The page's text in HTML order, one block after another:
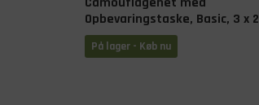
Opbevaringstaske, Basic, 3 x 2
M, Sort
På lager - Køb nu